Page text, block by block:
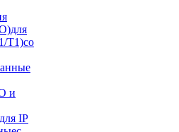
для
T1)со
и
IP